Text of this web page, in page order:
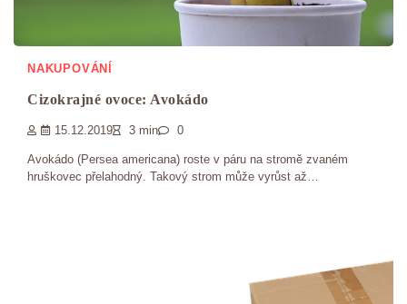
NAKUPOVÁNÍ
Cizokrajné ovoce: Avokádo
15.12.2019 3 min 0
Avokádo (Persea americana) roste v páru na stromě zvaném
hruškovec přelahodný. Takový strom může vyrůst až…